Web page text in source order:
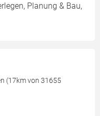
Planung & Bau,
(17km von 31655